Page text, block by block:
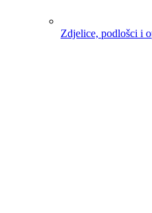
Zdjelice, podlošci i